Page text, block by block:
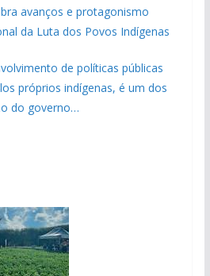
avanços e protagonismo
da Luta dos Povos Indígenas
de políticas públicas
próprios indígenas, é um dos
do governo…